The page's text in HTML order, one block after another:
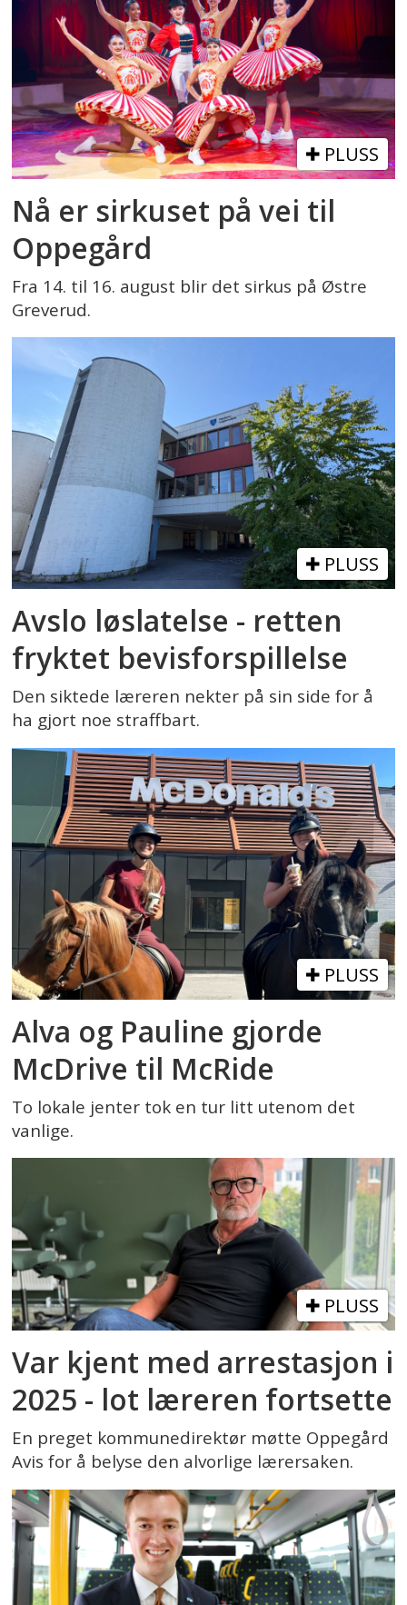
PLUSS
Nå er sirkuset på vei til
Oppegård
Fra 14. til 16. august blir det sirkus på Østre
Greverud.
PLUSS
Avslo løslatelse - retten
fryktet bevisforspillelse
Den siktede læreren nekter på sin side for å
ha gjort noe straffbart.
PLUSS
Alva og Pauline gjorde
McDrive til McRide
To lokale jenter tok en tur litt utenom det
vanlige.
PLUSS
Var kjent med arrestasjon i
2025 - lot læreren fortsette
En preget kommunedirektør møtte Oppegård
Avis for å belyse den alvorlige lærersaken.